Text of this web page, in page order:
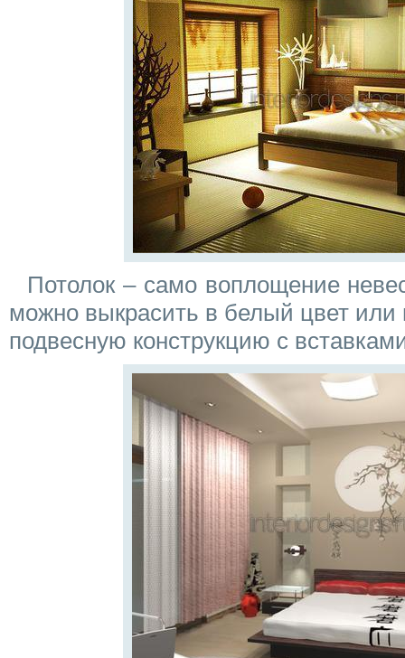
Потолок – само воплощение
можно выкрасить в белый цвет или
подвесную конструкцию с